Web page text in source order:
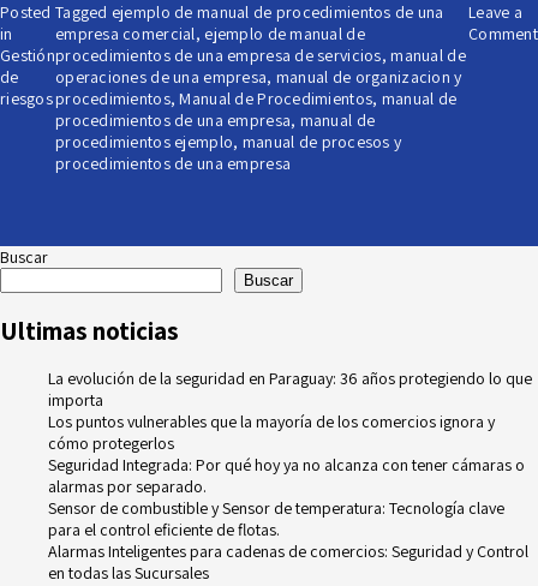
Posted
in
Gestión
de
riesgos
Tagged ejemplo de manual de procedimientos de una
empresa comercial, ejemplo de manual de
procedimientos de una empresa de servicios,manual de
operaciones de una empresa, manual de organizacion y
procedimientos,Manual de Procedimientos, manual de
procedimientos de una empresa, manual de
procedimientos ejemplo, manual de procesos y
procedimientos de una empresa
Leave a
Comment
Buscar
Buscar
Ultimas noticias
La evolución de la seguridad en Paraguay: 36 años protegiendo lo que
importa
Los puntos vulnerables que la mayoría de los comercios ignora y
cómo protegerlos
Seguridad Integrada: Por qué hoy ya no alcanza con tener cámaras o
alarmas por separado.
Sensor de combustible y Sensor de temperatura: Tecnología clave
para el control eficiente de flotas.
Alarmas Inteligentes para cadenas de comercios: Seguridad y Control
en todas las Sucursales